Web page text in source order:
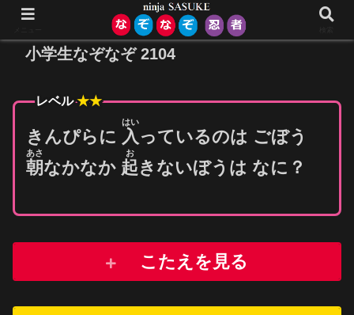
小学生なぞなぞ 2104
レベル★★
きんぴらに 入
はい
っているのは ごぼう
朝
あさ
なかなか 起
お
きないぼうは なに？
こたえを見る